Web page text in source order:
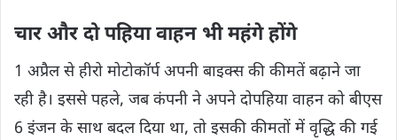
चार और दो पहिया वाहन भी महंगे होंगे
1 अप्रैल से हीरो मोटोकॉर्प अपनी बाइक्स की कीमतें बढ़ाने जा
रही है। इससे पहले, जब कंपनी ने अपने दोपहिया वाहन को बीएस
6 इंजन के साथ बदल दिया था, तो इसकी कीमतों में वृद्धि की गई